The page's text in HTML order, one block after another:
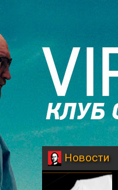
Новости